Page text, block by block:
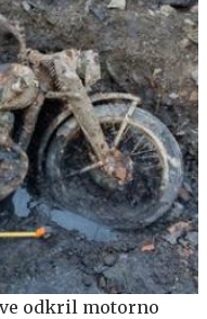
odkril motorno